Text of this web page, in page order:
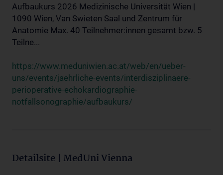
Aufbaukurs 2026 Medizinische Universität Wien |
1090 Wien, Van Swieten Saal und Zentrum für
Anatomie Max. 40 Teilnehmer:innen gesamt bzw. 5
Teilne...
https://www.meduniwien.ac.at/web/en/ueber-
uns/events/jaehrliche-events/interdisziplinaere-
perioperative-echokardiographie-
notfallsonographie/aufbaukurs/
Detailsite | MedUni Vienna